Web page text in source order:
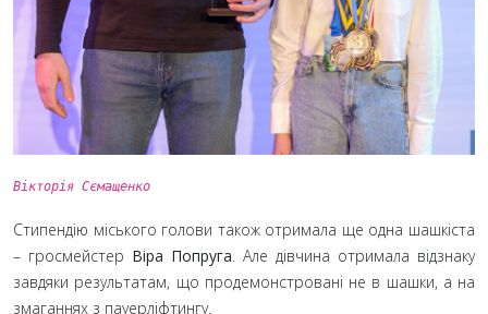
Вікторія Сємащенко
Стипендію міського голови також отримала ще одна шашкіста
– гросмейстер Віра Попруга . Але дівчина отримала відзнаку
завдяки результатам, що продемонстровані не в шашки, а на
змаганнях з пауерліфтингу.